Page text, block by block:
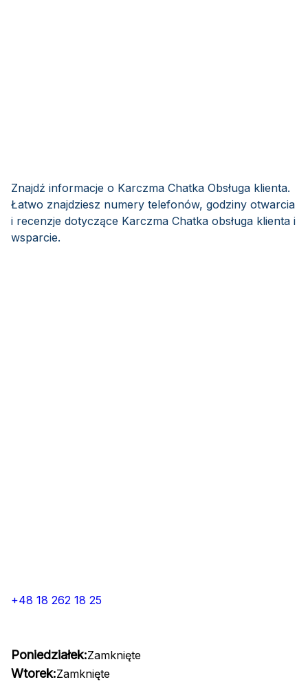
Znajdź informacje o Karczma Chatka Obsługa klienta.
Łatwo znajdziesz numery telefonów, godziny otwarcia
i recenzje dotyczące Karczma Chatka obsługa klienta i
wsparcie.
+48 18 262 18 25
Poniedziałek:Zamknięte
Wtorek:Zamknięte